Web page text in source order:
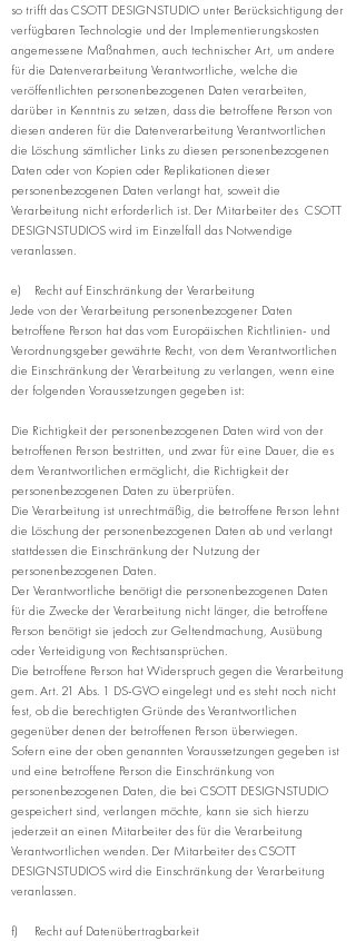
so trifft das CSOTT DESIGNSTUDIO unter Berücksichtigung der
verfügbaren Technologie und der Implementierungskosten
angemessene Maßnahmen, auch technischer Art, um andere
für die Datenverarbeitung Verantwortliche, welche die
veröffentlichten personenbezogenen Daten verarbeiten,
darüber in Kenntnis zu setzen, dass die betroffene Person von
diesen anderen für die Datenverarbeitung Verantwortlichen
die Löschung sämtlicher Links zu diesen personenbezogenen
Daten oder von Kopien oder Replikationen dieser
personenbezogenen Daten verlangt hat, soweit die
Verarbeitung nicht erforderlich ist. Der Mitarbeiter des CSOTT
DESIGNSTUDIOS wird im Einzelfall das Notwendige
veranlassen.
e) Recht auf Einschränkung der Verarbeitung
Jede von der Verarbeitung personenbezogener Daten
betroffene Person hat das vom Europäischen Richtlinien- und
Verordnungsgeber gewährte Recht, von dem Verantwortlichen
die Einschränkung der Verarbeitung zu verlangen, wenn eine
der folgenden Voraussetzungen gegeben ist:
Die Richtigkeit der personenbezogenen Daten wird von der
betroffenen Person bestritten, und zwar für eine Dauer, die es
dem Verantwortlichen ermöglicht, die Richtigkeit der
personenbezogenen Daten zu überprüfen.
Die Verarbeitung ist unrechtmäßig, die betroffene Person lehnt
die Löschung der personenbezogenen Daten ab und verlangt
stattdessen die Einschränkung der Nutzung der
personenbezogenen Daten.
Der Verantwortliche benötigt die personenbezogenen Daten
für die Zwecke der Verarbeitung nicht länger, die betroffene
Person benötigt sie jedoch zur Geltendmachung, Ausübung
oder Verteidigung von Rechtsansprüchen.
Die betroffene Person hat Widerspruch gegen die Verarbeitung
gem. Art. 21 Abs. 1 DS-GVO eingelegt und es steht noch nicht
fest, ob die berechtigten Gründe des Verantwortlichen
gegenüber denen der betroffenen Person überwiegen.
Sofern eine der oben genannten Voraussetzungen gegeben ist
und eine betroffene Person die Einschränkung von
personenbezogenen Daten, die bei CSOTT DESIGNSTUDIO
gespeichert sind, verlangen möchte, kann sie sich hierzu
jederzeit an einen Mitarbeiter des für die Verarbeitung
Verantwortlichen wenden. Der Mitarbeiter des CSOTT
DESIGNSTUDIOS wird die Einschränkung der Verarbeitung
veranlassen.
f) Recht auf Datenübertragbarkeit